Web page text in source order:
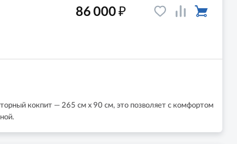
кокпит — 265 см х 90 см, это позволяет с комфортом
86 000₽